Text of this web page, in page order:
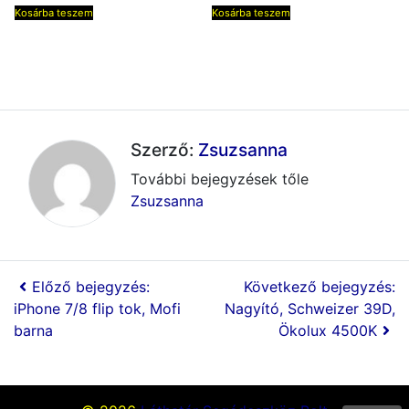
Kosárba teszem Kosárba teszem
Szerző: Zsuzsanna
További bejegyzések tőle
Zsuzsanna
Előző bejegyzés:
iPhone 7/8 flip tok, Mofi
barna
Következő bejegyzés:
Nagyító, Schweizer 39D,
Ökolux 4500K